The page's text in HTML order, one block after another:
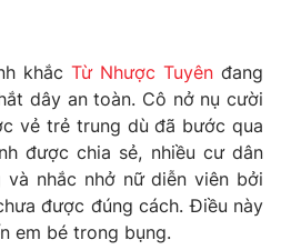
khắc Từ Nhược Tuyên đang
dây an toàn. Cô nở nụ cười
vẻ trẻ trung dù đã bước qua
được chia sẻ, nhiều cư dân
nhắc nhở nữ diễn viên bởi
được đúng cách. Điều này
em bé trong bụng.